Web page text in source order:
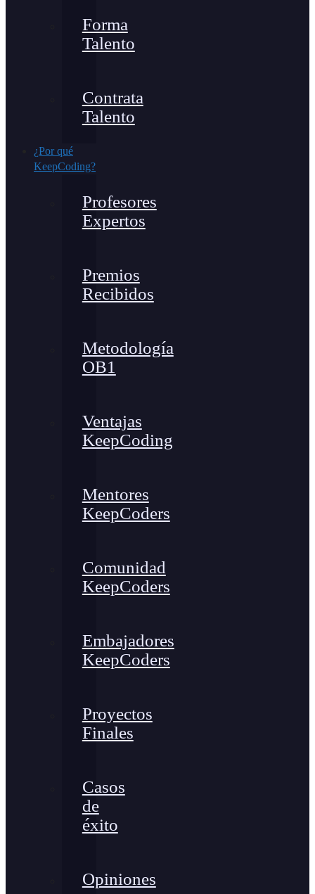
Forma
Talento
Contrata
Talento
¿Por qué
KeepCoding?
Profesores
Expertos
Premios
Recibidos
Metodología
OB1
Ventajas
KeepCoding
Mentores
KeepCoders
Comunidad
KeepCoders
Embajadores
KeepCoders
Proyectos
Finales
Casos
de
éxito
Opiniones